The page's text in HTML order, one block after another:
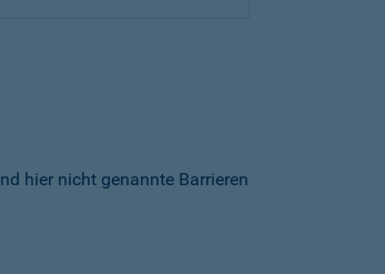
hier nicht genannte Barrieren